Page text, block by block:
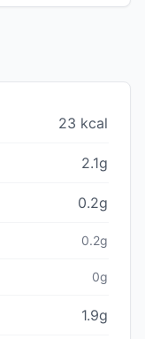
23 kcal
2.1g
0.2g
0.2g
0g
1.9g